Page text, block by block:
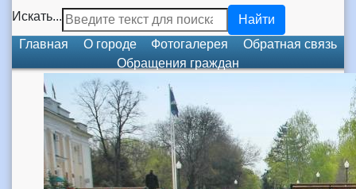
Искать...
Найти
Главная
О городе Фотогалерея
Обратная связь
Обращения граждан